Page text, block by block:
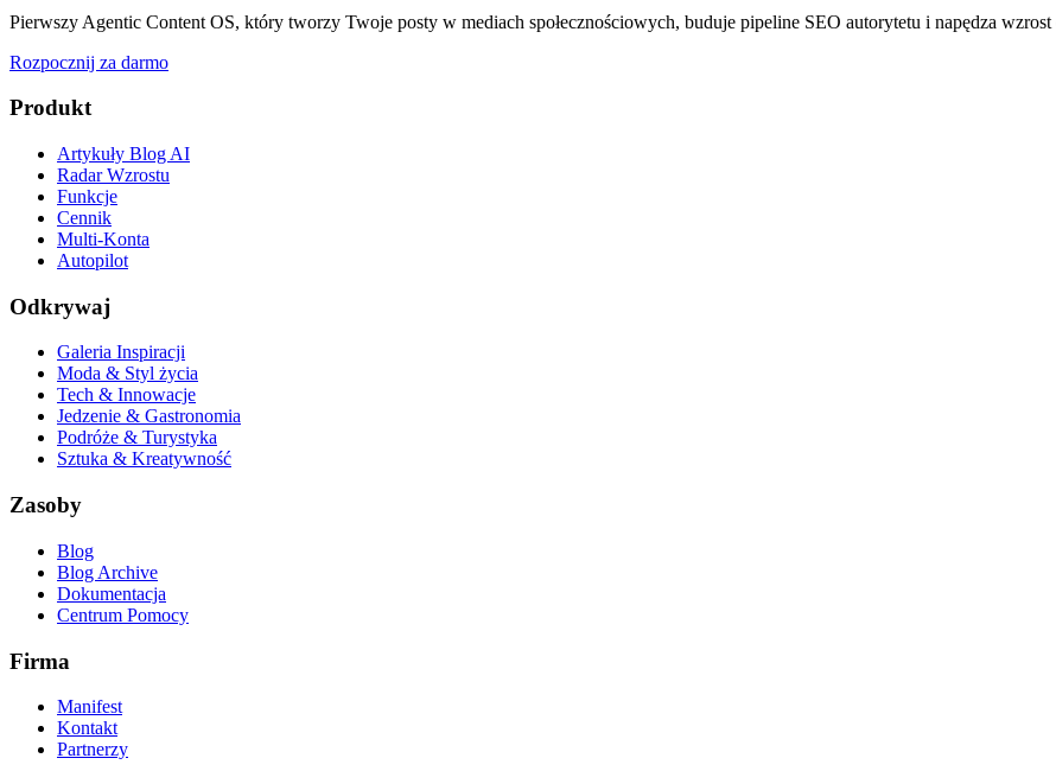
Pierwszy Agentic Content OS, który tworzy Twoje posty w mediach społecznościowych, buduje pipeline SEO autorytetu i napędza
Rozpocznij za darmo
Produkt
Artykuły Blog AI
Radar Wzrostu
Funkcje
Cennik
Multi-Konta
Autopilot
Odkrywaj
Galeria Inspiracji
Moda & Styl życia
Tech & Innowacje
Jedzenie & Gastronomia
Podróże & Turystyka
Sztuka & Kreatywność
Zasoby
Blog
Blog Archive
Dokumentacja
Centrum Pomocy
Firma
Manifest
Kontakt
Partnerzy